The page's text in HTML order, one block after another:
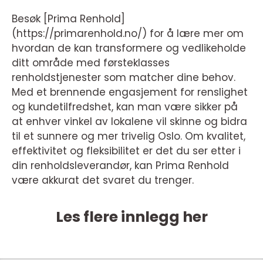
Besøk [Prima Renhold]
(https://primarenhold.no/) for å lære mer om
hvordan de kan transformere og vedlikeholde
ditt område med førsteklasses
renholdstjenester som matcher dine behov.
Med et brennende engasjement for renslighet
og kundetilfredshet, kan man være sikker på
at enhver vinkel av lokalene vil skinne og bidra
til et sunnere og mer trivelig Oslo. Om kvalitet,
effektivitet og fleksibilitet er det du ser etter i
din renholdsleverandør, kan Prima Renhold
være akkurat det svaret du trenger.
Les flere innlegg her